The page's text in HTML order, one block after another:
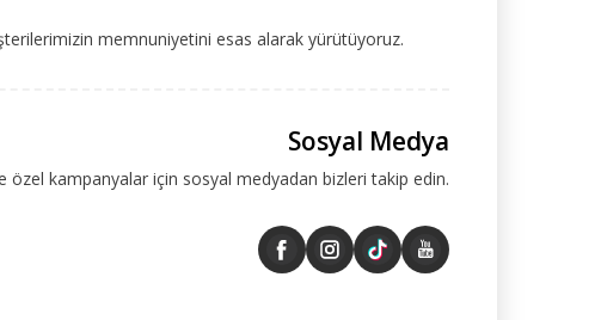
memnuniyetini esas alarak yürütüyoruz.
Sosyal Medya
özel kampanyalar için sosyal medyadan bizleri takip edin.